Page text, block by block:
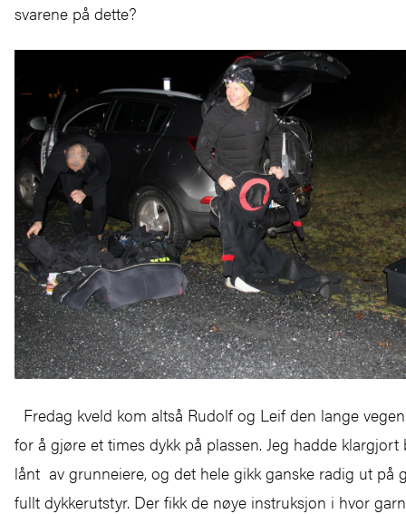
svarene på dette?
Fredag kveld kom altså Rudolf og Leif den lange
for å gjøre et times dykk på plassen. Jeg hadde klargjort
lånt av grunneiere, og det hele gikk ganske radig ut på
fullt dykkerutstyr. Der fikk de nøye instruksjon i hvor